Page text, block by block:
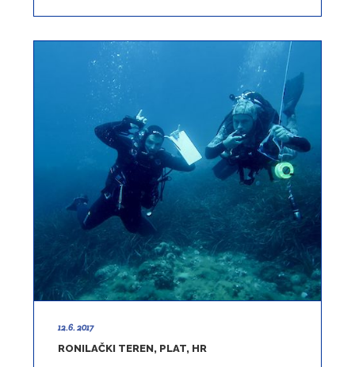
12.6. 2017
RONILAČKI TEREN, PLAT, HR